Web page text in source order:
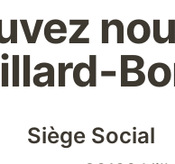
Siège Social